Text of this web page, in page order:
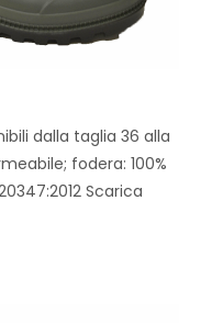
dalla taglia 36 alla
fodera: 100%
Scarica